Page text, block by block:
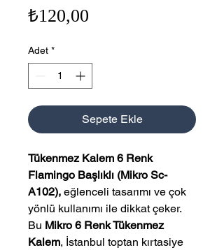
₺120,00
Adet *
Sepete Ekle
Tükenmez Kalem 6 Renk
Flamingo Başlıklı (Mikro Sc-
A102), eğlenceli tasarımı ve çok
yönlü kullanımı ile dikkat çeker.
Bu Mikro 6 Renk Tükenmez
Kalem, İstanbul toptan kırtasiye